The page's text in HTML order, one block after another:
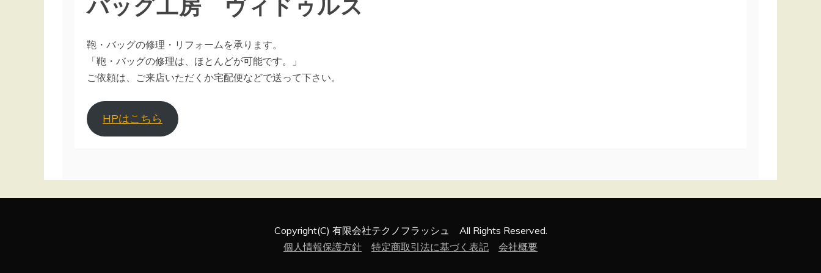
鞄・バッグの修理・リフォームを承ります。
「鞄・バッグの修理は、ほとんどが可能です。」
ご依頼は、ご来店いただくか宅配便などで送って下さい。
HPはこちら
Copyright(C) 有限会社テクノフラッシュ All Rights Reserved.
個人情報保護方針
特定商取引法に基づく表記 会社概要